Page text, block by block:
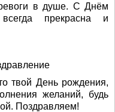
в душе. С Днём
прекрасна и
твой День рождения,
желаний, будь
Поздравляем!